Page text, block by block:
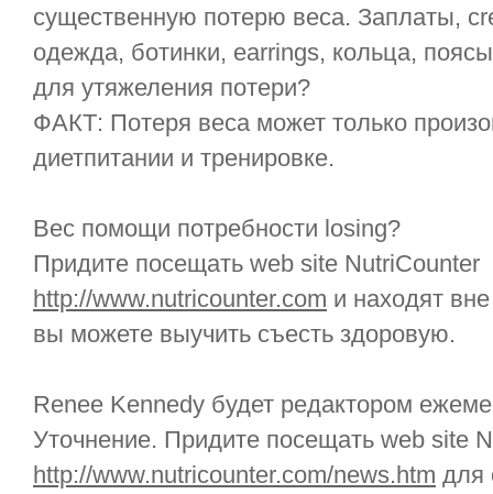
существенную потерю веса. Заплаты,
одежда, ботинки, earrings, кольца,
для утяжеления потери?
ФАКТ: Потеря веса может только
диетпитании и тренировке.
Вес помощи потребности losing?
Придите посещать web site NutriCounter
http://www.nutricounter.com и находят вне
вы можете выучить съесть здоровую.
Renee Kennedy будет редактором
Уточнение. Придите посещать web site
http://www.nutricounter.com/news.htm для